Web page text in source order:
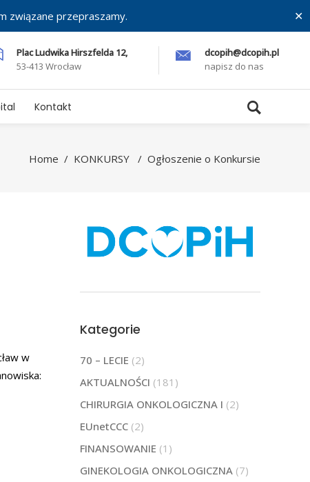
związane przepraszamy. ✕
Plac Ludwika Hirszfelda 12,
53-413 Wrocław
dcopih@dcopih.pl
napisz do nas
Kontakt
Home / KONKURSY / Ogłoszenie o Konkursie
w
Kategorie
70 – LECIE (2)
AKTUALNOŚCI (181)
CHIRURGIA ONKOLOGICZNA I (2)
EUnetCCC(2)
FINANSOWANIE (1)
GINEKOLOGIA ONKOLOGICZNA(7)